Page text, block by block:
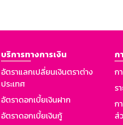
บริการทางการเงิน
อัตราแลกเปลี่ยนเงินตราต่าง
ประเทศ
อัตราดอกเบี้ยเงินฝาก
อัตราดอกเบี้ยเงินกู้
ก
ก
ร
ก
ส่